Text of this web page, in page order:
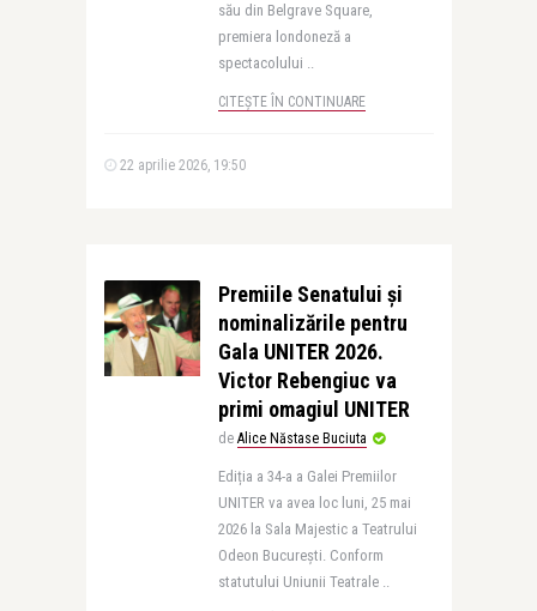
său din Belgrave Square,
premiera londoneză a
spectacolului ..
CITEȘTE ÎN CONTINUARE
22 aprilie 2026, 19:50
Premiile Senatului și
nominalizările pentru
Gala UNITER 2026.
Victor Rebengiuc va
primi omagiul UNITER
de Alice Năstase Buciuta
Ediția a 34-a a Galei Premiilor
UNITER va avea loc luni, 25 mai
2026 la Sala Majestic a Teatrului
Odeon București. Conform
statutului Uniunii Teatrale ..